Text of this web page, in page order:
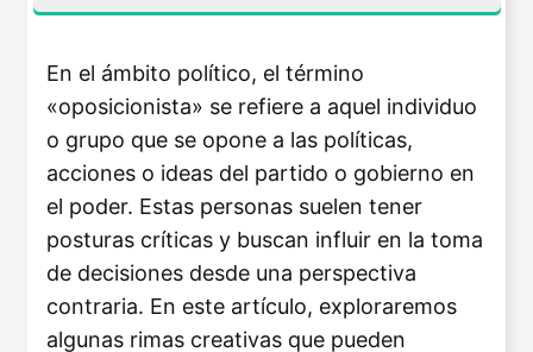
En el ámbito político, el término
«oposicionista» se refiere a aquel individuo
o grupo que se opone a las políticas,
acciones o ideas del partido o gobierno en
el poder. Estas personas suelen tener
posturas críticas y buscan influir en la toma
de decisiones desde una perspectiva
contraria. En este artículo, exploraremos
algunas rimas creativas que pueden